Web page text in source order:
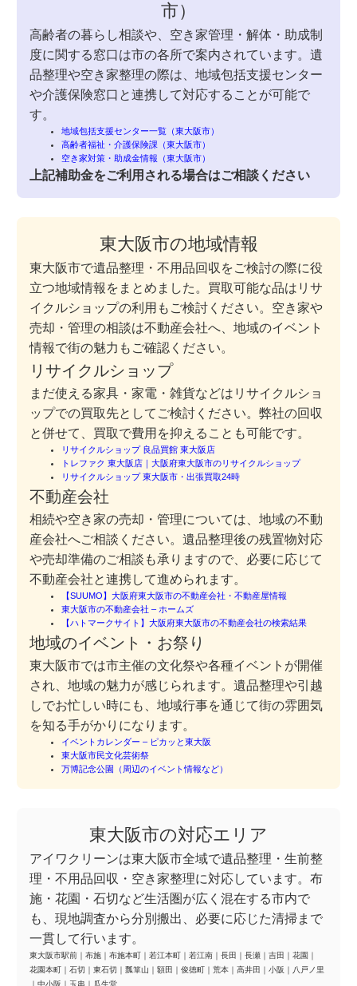
市）
高齢者の暮らし相談や、空き家管理・解体・助成制
度に関する窓口は市の各所で案内されています。遺
品整理や空き家整理の際は、地域包括支援センター
や介護保険窓口と連携して対応することが可能で
す。
地域包括支援センター一覧（東大阪市）
高齢者福祉・介護保険課（東大阪市）
空き家対策・助成金情報（東大阪市）
上記補助金をご利用される場合はご相談ください
東大阪市の地域情報
東大阪市で遺品整理・不用品回収をご検討の際に役
立つ地域情報をまとめました。買取可能な品はリサ
イクルショップの利用もご検討ください。空き家や
売却・管理の相談は不動産会社へ、地域のイベント
情報で街の魅力もご確認ください。
リサイクルショップ
まだ使える家具・家電・雑貨などはリサイクルショ
ップでの買取先としてご検討ください。弊社の回収
と併せて、買取で費用を抑えることも可能です。
リサイクルショップ 良品買館 東大阪店
トレファク 東大阪店｜大阪府東大阪市のリサイクルショップ
リサイクルショップ 東大阪市・出張買取24時
不動産会社
相続や空き家の売却・管理については、地域の不動
産会社へご相談ください。遺品整理後の残置物対応
や売却準備のご相談も承りますので、必要に応じて
不動産会社と連携して進められます。
【SUUMO】大阪府東大阪市の不動産会社・不動産屋情報
東大阪市の不動産会社 – ホームズ
【ハトマークサイト】大阪府東大阪市の不動産会社の検索結果
地域のイベント・お祭り
東大阪市では市主催の文化祭や各種イベントが開催
され、地域の魅力が感じられます。遺品整理や引越
しでお忙しい時にも、地域行事を通じて街の雰囲気
を知る手がかりになります。
イベントカレンダー – ピカッと東大阪
東大阪市民文化芸術祭
万博記念公園（周辺のイベント情報など）
東大阪市の対応エリア
アイワクリーンは東大阪市全域で遺品整理・生前整
理・不用品回収・空き家整理に対応しています。布
施・花園・石切など生活圏が広く混在する市内で
も、現地調査から分別搬出、必要に応じた清掃まで
一貫して行います。
東大阪市駅前 布施 布施本町 若江本町 若江南 長田 長瀬 吉田 花園
花園本町
石切 東石切 瓢箪山 額田 俊徳町 荒本 高井田 小阪
八戸ノ里